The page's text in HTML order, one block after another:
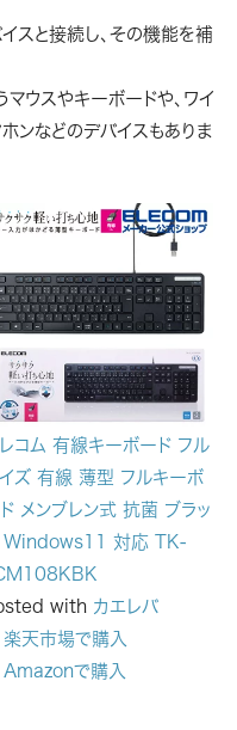
スと接続し、その機能を補
ウスやキーボードや、ワイ
ンなどのデバイスもありま
コム 有線キーボード フル
ズ 有線 薄型 フルキーボ
メンブレン式 抗菌 ブラッ
Windows11 対応 TK-
with カエレバ
楽天市場で購入
Amazonで購入